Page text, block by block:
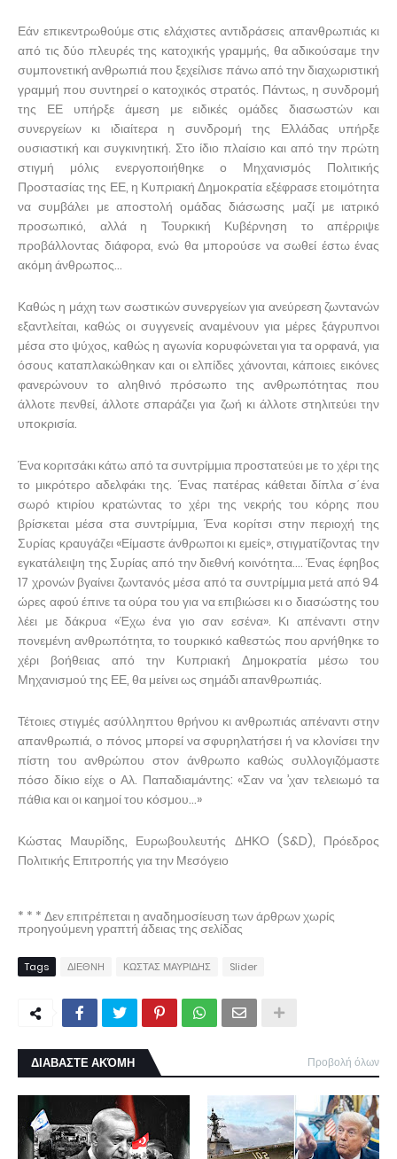
Εάν επικεντρωθούμε στις ελάχιστες αντιδράσεις απανθρωπιάς κι
από τις δύο πλευρές της κατοχικής γραμμής, θα αδικούσαμε την
συμπονετική ανθρωπιά που ξεχείλισε πάνω από την διαχωριστική
γραμμή που συντηρεί ο κατοχικός στρατός. Πάντως, η συνδρομή
της ΕΕ υπήρξε άμεση με ειδικές ομάδες διασωστών και
συνεργείων κι ιδιαίτερα η συνδρομή της Ελλάδας υπήρξε
ουσιαστική και συγκινητική. Στο ίδιο πλαίσιο και από την πρώτη
στιγμή μόλις ενεργοποιήθηκε ο Μηχανισμός Πολιτικής
Προστασίας της ΕΕ, η Κυπριακή Δημοκρατία εξέφρασε ετοιμότητα
να συμβάλει με αποστολή ομάδας διάσωσης μαζί με ιατρικό
προσωπικό, αλλά η Τουρκική Κυβέρνηση το απέρριψε
προβάλλοντας διάφορα, ενώ θα μπορούσε να σωθεί έστω ένας
ακόμη άνθρωπος...
Καθώς η μάχη των σωστικών συνεργείων για ανεύρεση ζωντανών
εξαντλείται, καθώς οι συγγενείς αναμένουν για μέρες ξάγρυπνοι
μέσα στο ψύχος, καθώς η αγωνία κορυφώνεται για τα ορφανά, για
όσους καταπλακώθηκαν και οι ελπίδες χάνονται, κάποιες εικόνες
φανερώνουν το αληθινό πρόσωπο της ανθρωπότητας που
άλλοτε πενθεί, άλλοτε σπαράζει για ζωή κι άλλοτε στηλιτεύει την
υποκρισία.
Ένα κοριτσάκι κάτω από τα συντρίμμια προστατεύει με το χέρι της
το μικρότερο αδελφάκι της. Ένας πατέρας κάθεται δίπλα σ΄ένα
σωρό κτιρίου κρατώντας το χέρι της νεκρής του κόρης που
βρίσκεται μέσα στα συντρίμμια, Ένα κορίτσι στην περιοχή της
Συρίας κραυγάζει «Είμαστε άνθρωποι κι εμείς», στιγματίζοντας την
εγκατάλειψη της Συρίας από την διεθνή κοινότητα…. Ένας έφηβος
17 χρονών βγαίνει ζωντανός μέσα από τα συντρίμμια μετά από 94
ώρες αφού έπινε τα ούρα του για να επιβιώσει κι ο διασώστης του
λέει με δάκρυα «Έχω ένα γιο σαν εσένα». Κι απέναντι στην
πονεμένη ανθρωπότητα, το τουρκικό καθεστώς που αρνήθηκε το
χέρι βοήθειας από την Κυπριακή Δημοκρατία μέσω του
Μηχανισμού της ΕΕ, θα μείνει ως σημάδι απανθρωπιάς.
Τέτοιες στιγμές ασύλληπτου θρήνου κι ανθρωπιάς απέναντι στην
απανθρωπιά, ο πόνος μπορεί να σφυρηλατήσει ή να κλονίσει την
πίστη του ανθρώπου στον άνθρωπο καθώς συλλογιζόμαστε
πόσο δίκιο είχε ο Αλ. Παπαδιαμάντης: «Σαν να ’χαν τελειωμό τα
πάθια και οι καημοί του κόσμου…»
Κώστας Μαυρίδης, Ευρωβουλευτής ΔΗΚΟ (S&D), Πρόεδρος
Πολιτικής Επιτροπής για την Μεσόγειο
* * * Δεν επιτρέπεται η αναδημοσίευση των άρθρων χωρίς
προηγούμενη γραπτή άδειας της σελίδας
Tags ΔΙΕΘΝΗ ΚΩΣΤΑΣ ΜΑΥΡΙΔΗΣ Slider
ΔΙΑΒΑΣΤΕ ΑΚΌΜΗ Προβολή όλων